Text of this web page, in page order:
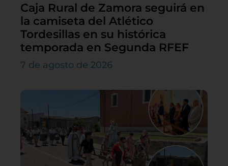
Caja Rural de Zamora seguirá en
la camiseta del Atlético
Tordesillas en su histórica
temporada en Segunda RFEF
7 de agosto de 2026